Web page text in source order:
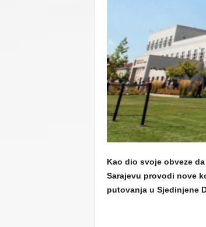
Kao dio svoje obveze
Sarajevu provodi nove
putovanja u Sjedinjene